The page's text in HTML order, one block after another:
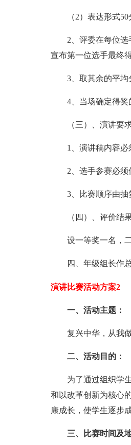
（2）表达形式50分
2、评委在每位选手
宣布第一位选手最终得
3、取其余的平均
4、当场确定得奖
（三）、演讲要
1、演讲稿内容必须
2、选手参赛必须使
3、比赛顺序由抽
（四）、评价结
设一等奖一名，二
四、年级组长作总
演讲比赛活动方案2
一、活动主题：
复兴中华，从我做
二、活动目的：
为了通过组织学生
和以改革创新为核心
康成长，使学生逐步
三、比赛时间及地